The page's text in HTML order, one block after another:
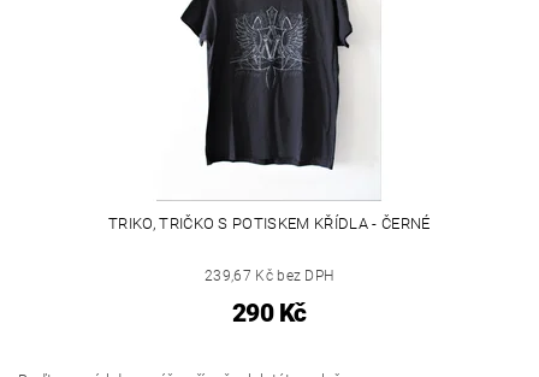
TRIKO, TRIČKO S POTISKEM KŘÍDLA - ČERNÉ
239,67 Kč bez DPH
290 Kč